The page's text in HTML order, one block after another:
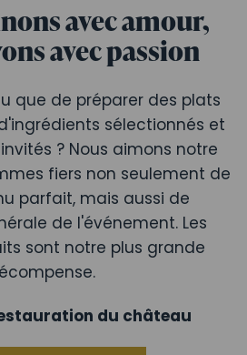
avec amour,
avec passion
que de préparer des plats
sélectionnés et
? Nous aimons notre
fiers non seulement de
parfait, mais aussi de
de l'événement. Les
sont notre plus grande
du château